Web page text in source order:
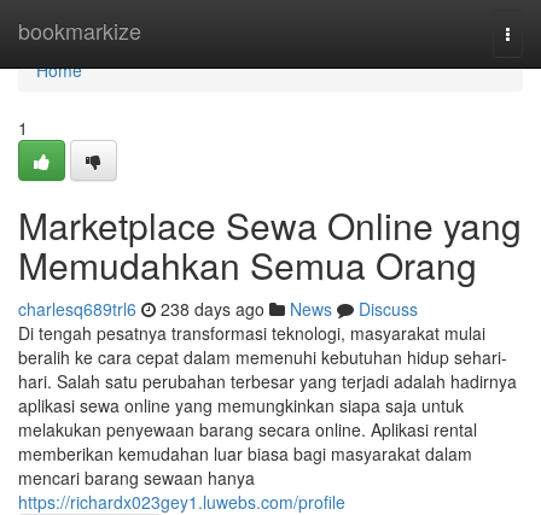
bookmarkize
Home
Home
1
Marketplace Sewa Online yang
Memudahkan Semua Orang
charlesq689trl6 238 days ago News
Discuss
Di tengah pesatnya transformasi teknologi, masyarakat mulai
beralih ke cara cepat dalam memenuhi kebutuhan hidup sehari-
hari. Salah satu perubahan terbesar yang terjadi adalah hadirnya
aplikasi sewa online yang memungkinkan siapa saja untuk
melakukan penyewaan barang secara online. Aplikasi rental
memberikan kemudahan luar biasa bagi masyarakat dalam
mencari barang sewaan hanya
https://richardx023gey1.luwebs.com/profile